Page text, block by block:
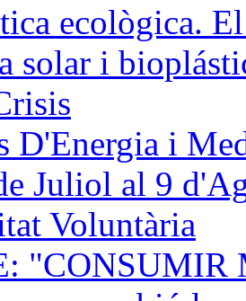
ecològica.
solar i
D'Energia i
Juliol al 9
Voluntària
"CONSUMIR